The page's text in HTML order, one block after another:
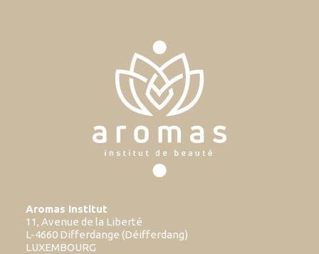
Aromas Institut
11, Avenue de la Liberté
L-4660 Differdange (Déifferdang)
LUXEMBOURG